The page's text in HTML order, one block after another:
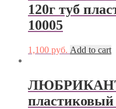
120г туб
10005
1,100 руб. Add to cart
ЛЮБРИКАНТ
пластиковый